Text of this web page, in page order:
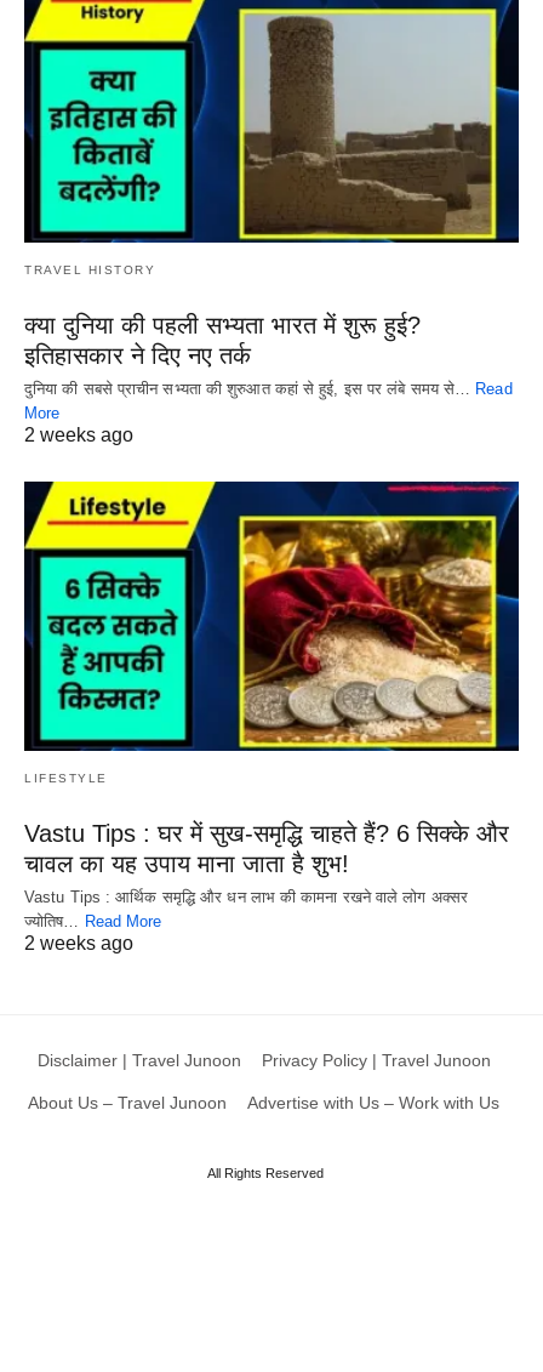
TRAVEL HISTORY
क्या दुनिया की पहली सभ्यता भारत में शुरू हुई?
इतिहासकार ने दिए नए तर्क
दुनिया की सबसे प्राचीन सभ्यता की शुरुआत कहां से हुई, इस पर लंबे समय से… Read
More
2 weeks ago
LIFESTYLE
Vastu Tips : घर में सुख-समृद्धि चाहते हैं? 6 सिक्के और
चावल का यह उपाय माना जाता है शुभ!
Vastu Tips : आर्थिक समृद्धि और धन लाभ की कामना रखने वाले लोग अक्सर
ज्योतिष…
Read More
2 weeks ago
Disclaimer | Travel Junoon Privacy Policy | Travel Junoon
About Us – Travel Junoon Advertise with Us – Work with Us
All Rights Reserved